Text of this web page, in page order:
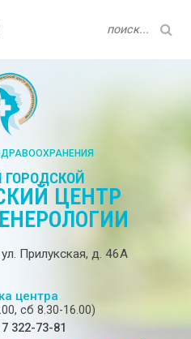
ЦЕНТР
Прилукская, д. 46А
центра
сб 8.30-16.00)
322-73-81